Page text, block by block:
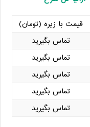
قیمت با زیره (تومان)
تماس بگیرید
تماس بگیرید
تماس بگیرید
تماس بگیرید
تماس بگیرید